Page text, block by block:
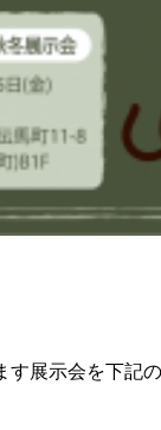
展示会を下記